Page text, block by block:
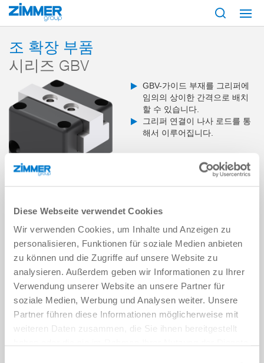
Diese Webseite verwendet Cookies
Wir verwenden Cookies, um Inhalte und Anzeigen zu
personalisieren, Funktionen für soziale Medien anbieten
zu können und die Zugriffe auf unsere Website zu
analysieren. Außerdem geben wir Informationen zu Ihrer
Verwendung unserer Website an unsere Partner für
soziale Medien, Werbung und Analysen weiter. Unsere
Partner führen diese Informationen möglicherweise mit
weiteren Daten zusammen, die Sie ihnen bereitgestellt
시작 제품 시리즈 GBV
조 확장 부품
시리즈 GBV
GBV-가이드 부재를 그리퍼에
임의의 상이한 간격으로 배치
할 수 있습니다.
그리퍼 연결이 나사 로드를 통
해서 이루어집니다.
개요
GBV36
32 [N]